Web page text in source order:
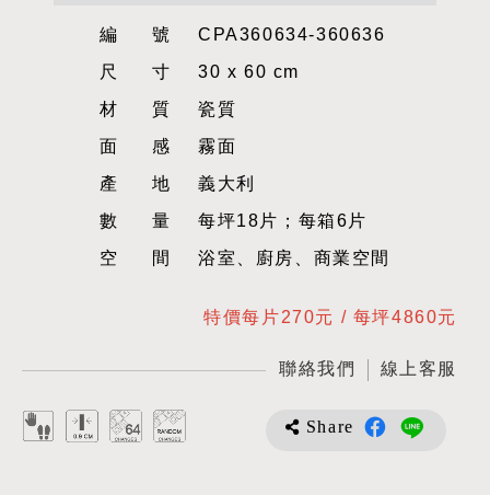
編號CPA360634-360636
尺寸30 x 60 cm
材質瓷質
面感霧面
產地義大利
數量每坪18片；每箱6片
空間浴室、廚房、商業空間
特價每片270元 / 每坪4860元
聯絡我們 線上客服
Share